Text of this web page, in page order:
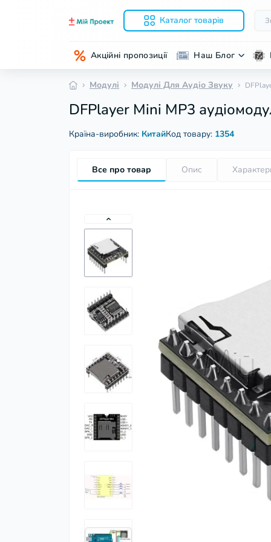
Каталог товарів
Акційні пропозиції Наш Блог
Модулі Модулі Для Аудіо Звуку
DFPlayer Mini MP3
Країна-виробник: КитайКод товару: 1354
Все про товар Опис